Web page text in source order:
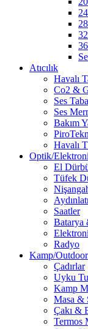
Atıcılık
Havalı
Co2 &
Ses
Ses
Bakım
Havalı
Optik/
El
Tüfek
Saatler
Batarya
Radyo
Kamp/Outdoor
Çadırlar
Uyku
Kamp
Masa &
Çakı &
Termos